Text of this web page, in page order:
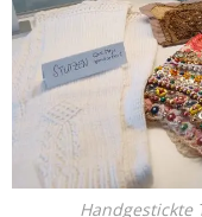
Handgestickte